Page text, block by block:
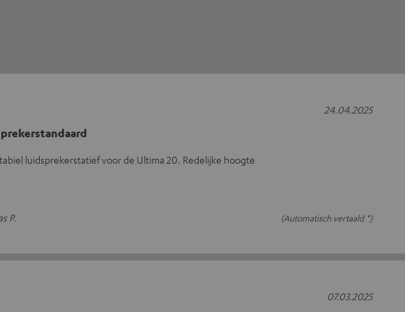
luidsprekerstatief voor de Ultima 20. Redelijke hoogte
P. (Automatisch vertaald *)
24.04.2025
07.03.2025